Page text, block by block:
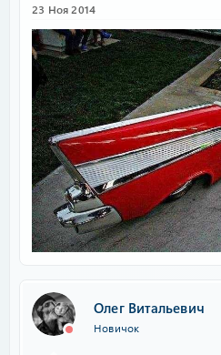
23 Ноя 2014
Олег Витальевич
Новичок